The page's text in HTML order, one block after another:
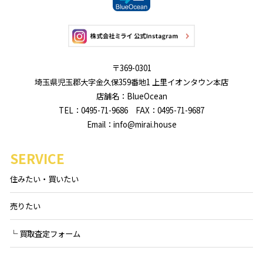
〒369-0301
埼玉県児玉郡大字金久保359番地1 上里イオンタウン本店
店舗名：BlueOcean
TEL：0495-71-9686 FAX：0495-71-9687
Email：info@mirai.house
SERVICE
住みたい・買いたい
売りたい
└ 買取査定フォーム